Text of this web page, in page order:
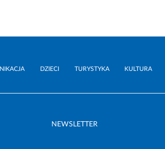
DZIECI TURYSTYKA KULTURA
NEWSLETTER